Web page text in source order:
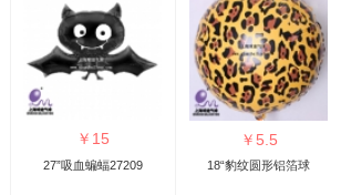
￥ 15
27”吸血蝙蝠27209
￥ 5.5
18“豹纹圆形铝箔球